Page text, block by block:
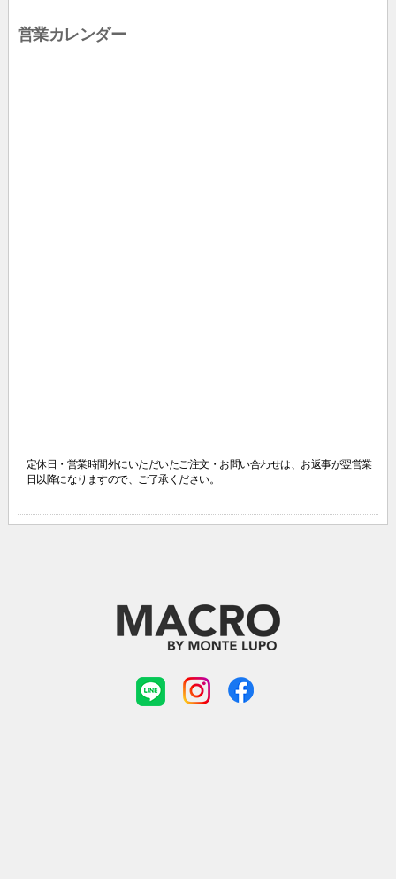
営業カレンダー
定休日・営業時間外にいただいたご注文・お問い合わせは、 お返事が翌営業
日以降になりますので、ご了承ください。